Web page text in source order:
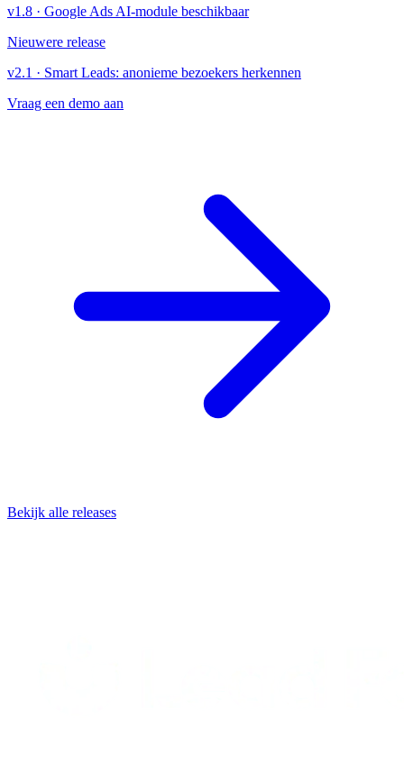
v1.8 · Google Ads AI-module beschikbaar
Nieuwere release
v2.1 · Smart Leads: anonieme bezoekers herkennen
Vraag een demo aan
Bekijk alle releases